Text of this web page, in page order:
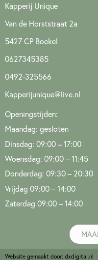
Kapperij Unique
Van de Horststraat 2a
5427 CP Boekel
0627345385
0492-325566
Kapperijunique@live.nl
Openingstijden:
Maandag: gesloten
Dinsdag: 09:00 – 17:00
Woensdag: 09:00 – 11:45
Donderdag: 09:30 – 20:30
Vrijdag 09:00 – 14:00
Zaterdag 09:00 – 14:00
Website gemaakt door: dxdigital.nl